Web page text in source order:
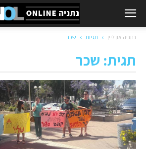
נתניה און ליין תגיות שכר
תגית: שכר